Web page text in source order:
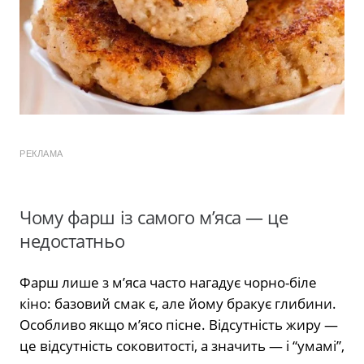
РЕКЛАМА
Чому фарш із самого м’яса — це
недостатньо
Фарш лише з м’яса часто нагадує чорно-біле
кіно: базовий смак є, але йому бракує глибини.
Особливо якщо м’ясо пісне. Відсутність жиру —
це відсутність соковитості, а значить — і “умамі”,